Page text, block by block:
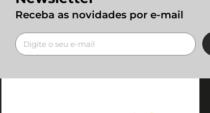
Receba as novidades por e-mail